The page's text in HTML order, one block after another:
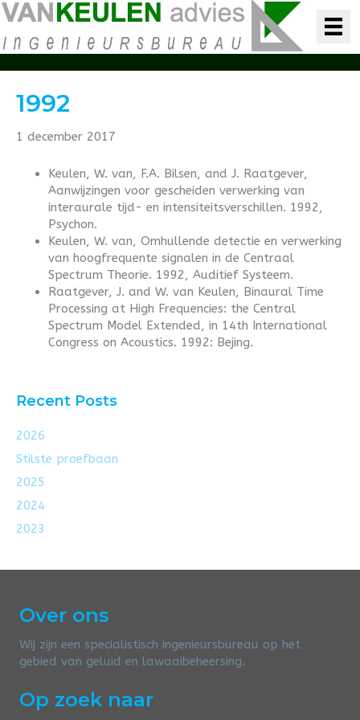
1992
1 december 2017
Keulen, W. van, F.A. Bilsen, and J. Raatgever,
Aanwijzingen voor gescheiden verwerking van
interaurale tijd- en intensiteitsverschillen. 1992,
Psychon.
Keulen, W. van, Omhullende detectie en verwerking
van hoogfrequente signalen in de Centraal
Spectrum Theorie. 1992, Auditief Systeem.
Raatgever, J. and W. van Keulen, Binaural Time
Processing at High Frequencies: the Central
Spectrum Model Extended, in 14th International
Congress on Acoustics. 1992: Bejing.
Recent Posts
2026
Stilste proefbaan
2025
2024
2023
Over ons
Wij zijn een specialistisch ingenieursbureau op het
gebied van geluid en lawaaibeheersing.
Op zoek naar